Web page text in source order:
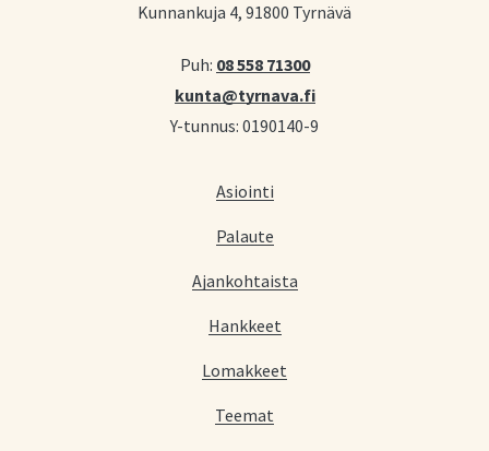
Kunnankuja 4, 91800 Tyrnävä
Puh: 08 558 71300
kunta@tyrnava.fi
Y-tunnus: 0190140-9
Asiointi
Palaute
Ajankohtaista
Hankkeet
Lomakkeet
Teemat